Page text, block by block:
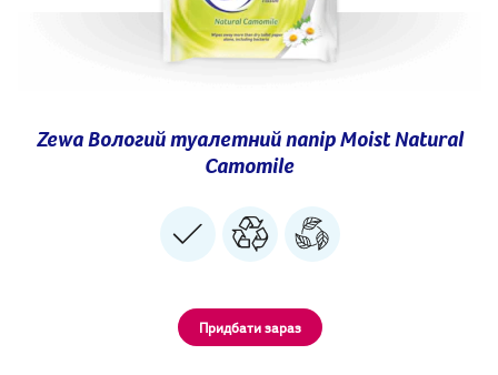
Zewa Вологий туалетний папір Moist Natural
Camomile
Придбати зараз